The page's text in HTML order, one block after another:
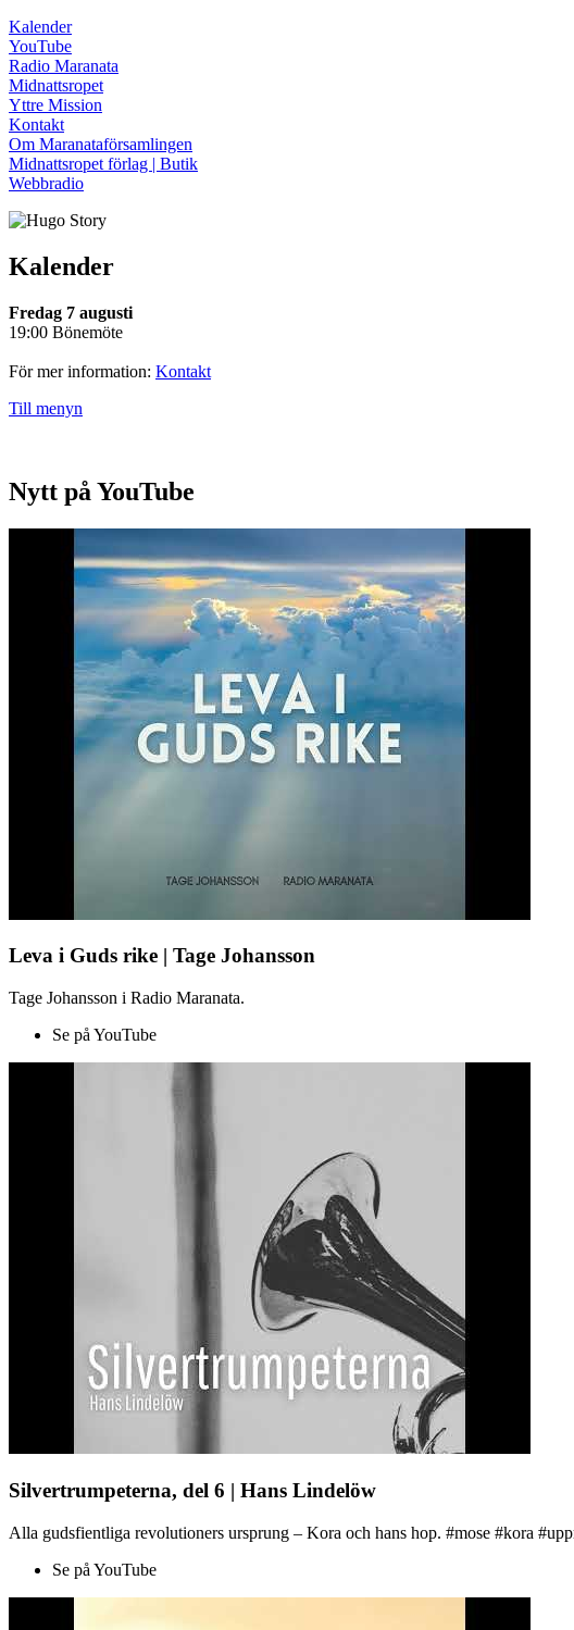
Kalender
YouTube
Radio Maranata
Midnattsropet
Yttre Mission
Kontakt
Om Maranataförsamlingen
Midnattsropet förlag | Butik
Webbradio
Kalender
Fredag 7 augusti
19:00 Bönemöte
För mer information: Kontakt
Till menyn
Nytt på YouTube
Leva i Guds rike | Tage Johansson
Tage Johansson i Radio Maranata.
Se på YouTube
Silvertrumpeterna, del 6 | Hans Lindelöw
Alla gudsfientliga revolutioners ursprung – Kora och hans hop. #mose #kora
Se på YouTube